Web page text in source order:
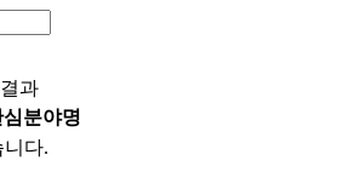
과
심분야명
다.